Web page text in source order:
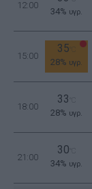
12:00
34% υγρ.
15:00
35
28% υγρ.
18:00
33
28% υγρ.
21:00
30
34% υγρ.